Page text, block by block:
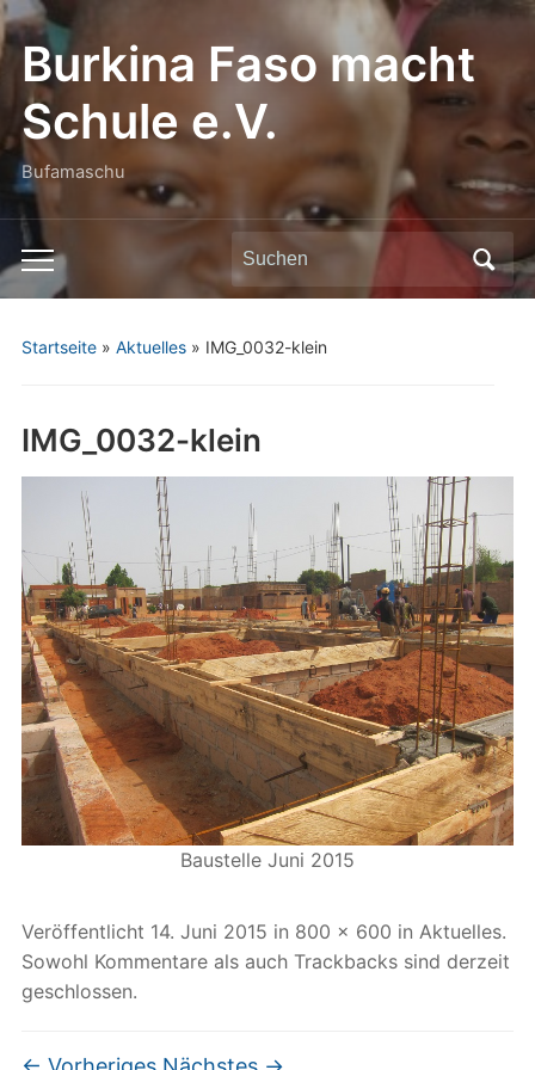
Burkina Faso macht
Schule e.V.
Bufamaschu
Toggle
mobile
Search
for:
Startseite» Aktuelles» IMG_0032-klein
IMG_0032-klein
Baustelle Juni 2015
Veröffentlicht 14. Juni 2015 in 800 × 600 in Aktuelles.
Sowohl Kommentare als auch Trackbacks sind derzeit
geschlossen.